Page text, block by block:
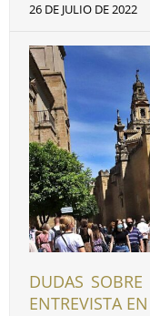
26 DE JULIO DE 2022
DUDAS SOBRE
ENTREVISTA